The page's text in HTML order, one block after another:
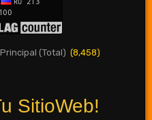
Principal (Total) (8,458)
SitioWeb!